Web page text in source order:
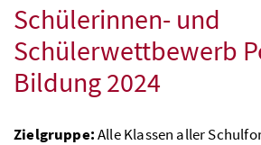
Schülerinnen- und
Schülerwettbewerb
Bildung 2024
Zielgruppe:Alle Klassen aller